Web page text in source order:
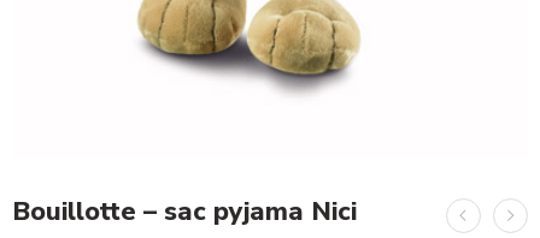
Bouillotte – sac pyjama Nici